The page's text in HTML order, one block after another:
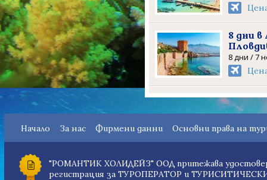
8 дни
8 дни / 7
Начало За нас Фирмени данни Основни права на
"РОМАНТИК ХОЛИДЕЙЗ" ООД притежава
регистрация за ТУРОПЕРАТОР и